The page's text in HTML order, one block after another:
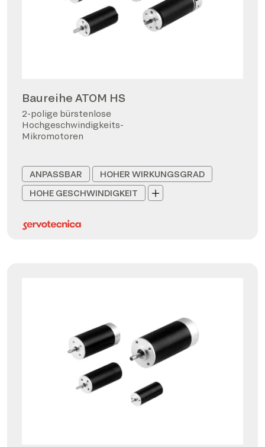
Baureihe ATOM HS
2-polige bürstenlose
Hochgeschwindigkeits-
Mikromotoren
ANPASSBAR
HOHER WIRKUNGSGRAD
HOHE GESCHWINDIGKEIT